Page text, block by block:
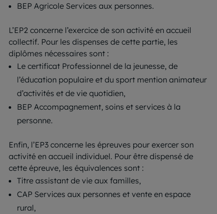
BEP Agricole Services aux personnes.
L’EP2 concerne l’exercice de son activité en accueil
collectif. Pour les dispenses de cette partie, les
diplômes nécessaires sont :
Le certificat Professionnel de la jeunesse, de
l’éducation populaire et du sport mention animateur
d’activités et de vie quotidien,
BEP Accompagnement, soins et services à la
personne.
Enfin, l’EP3 concerne les épreuves pour exercer son
activité en accueil individuel. Pour être dispensé de
cette épreuve, les équivalences sont :
Titre assistant de vie aux familles,
CAP Services aux personnes et vente en espace
rural,